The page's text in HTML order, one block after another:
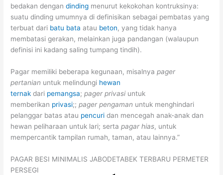
bedakan dengandinding menurut kekokohan kontruksinya:
suatu dinding umumnya di definisikan sebagai pembatas yang
terbuat dari batu bata atau beton, yang tidak hanya
membatasi gerakan, melainkan juga pandangan (walaupun
definisi ini kadang saling tumpang tindih).
Pagar memiliki beberapa kegunaan, misalnyapager
pertanian untuk melindungi hewan
ternak dari pemangsa;pager privasiuntuk
memberikan privasi;;pager pengaman untuk menghindari
pelanggar batas atau pencuri dan mencegah anak-anak dan
hewan peliharaan untuk lari; sertapagar hias, untuk
mempercantik tampilan rumah, taman, atau lainnya.”
PAGAR BESI MINIMALIS JABODETABEK TERBARU PERMETER
PERSEGI